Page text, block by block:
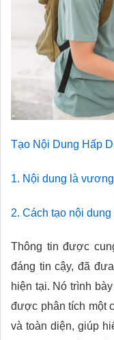
Tạo Nội Dung Hấp
1. Nội dung là
2. Cách tạo nội dung
Thông tin được
đáng tin cậy, đã
hiện tại. Nó trình
được phân tích một
và toàn diện, giúp